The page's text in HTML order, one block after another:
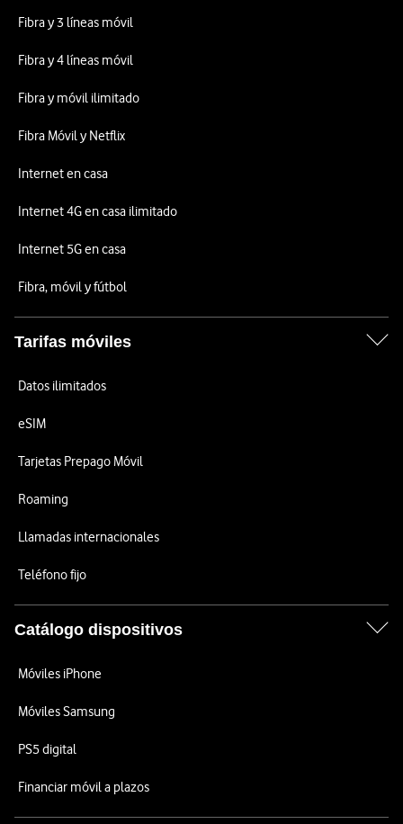
Fibra y 3 líneas móvil
Fibra y 4 líneas móvil
Fibra y móvil ilimitado
Fibra Móvil y Netflix
Internet en casa
Internet 4G en casa ilimitado
Internet 5G en casa
Fibra, móvil y fútbol
Tarifas móviles
Datos ilimitados
eSIM
Tarjetas Prepago Móvil
Roaming
Llamadas internacionales
Teléfono fijo
Catálogo dispositivos
Móviles iPhone
Móviles Samsung
PS5 digital
Financiar móvil a plazos